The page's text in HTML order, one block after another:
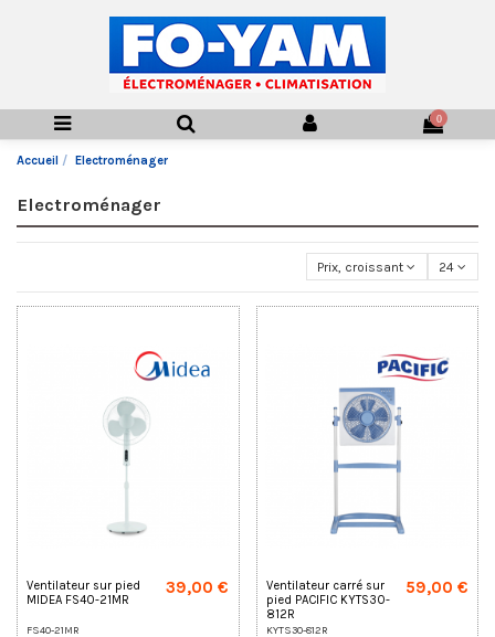
0
Accueil Electroménager
Electroménager
Prix, croissant 24
Ventilateur sur pied
MIDEA FS40-21MR
FS40-21MR
39,00 €
Ventilateur carré sur
pied PACIFIC KYTS30-
812R
KYTS30-812R
59,00 €